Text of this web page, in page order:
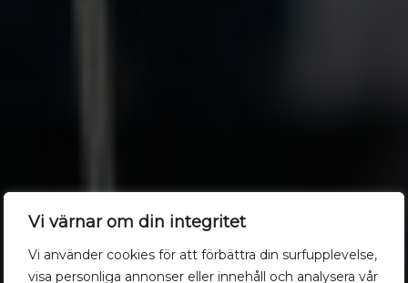
Vi värnar om din integritet
Vi använder cookies för att förbättra din surfupplevelse,
visa personliga annonser eller innehåll och analysera vår